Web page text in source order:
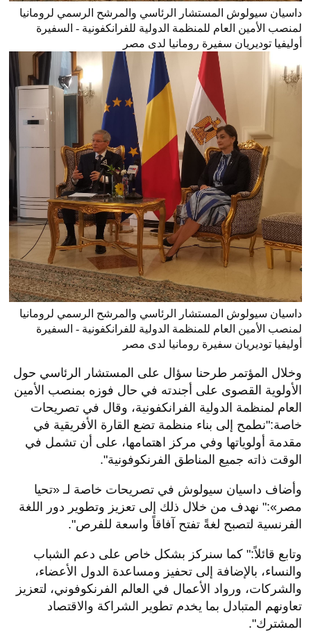
داسيان سيولوش المستشار الرئاسي والمرشح الرسمي لرومانيا
لمنصب الأمين العام للمنظمة الدولية للفرانكفونية - السفيرة
أوليفيا توديريان سفيرة رومانيا لدى مصر
داسيان سيولوش المستشار الرئاسي والمرشح الرسمي لرومانيا
لمنصب الأمين العام للمنظمة الدولية للفرانكفونية - السفيرة
أوليفيا توديريان سفيرة رومانيا لدى مصر
وخلال المؤتمر طرحنا سؤال على المستشار الرئاسي حول
الأولوية القصوى على أجندته في حال فوزه بمنصب الأمين
العام لمنظمة الدولية الفرانكفونية، وقال في تصريحات
خاصة:"نطمح إلى بناء منظمة تضع القارة الأفريقية في
مقدمة أولوياتها وفي مركز اهتمامها، على أن تشمل في
الوقت ذاته جميع المناطق الفرنكوفونية".
​وأضاف داسيان سيولوش في تصريحات خاصة لـ «تحيا
مصر»:" نهدف من خلال ذلك إلى تعزيز وتطوير دور اللغة
الفرنسية لتصبح لغةً تفتح آفاقاً واسعة للفرص".
وتابع قائلاً:" كما سنركز بشكل خاص على دعم الشباب
والنساء، بالإضافة إلى تحفيز ومساعدة الدول الأعضاء،
والشركات، ورواد الأعمال في العالم الفرنكوفوني، لتعزيز
تعاونهم المتبادل بما يخدم تطوير الشراكة والاقتصاد
المشترك".